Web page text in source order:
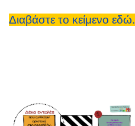
Διαβάστε το κείμενο εδώ.